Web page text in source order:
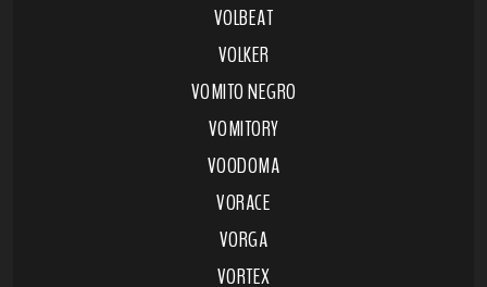
VOLBEAT
VOLKER
VOMITO NEGRO
VOMITORY
VOODOMA
VORACE
VORGA
VORTEX